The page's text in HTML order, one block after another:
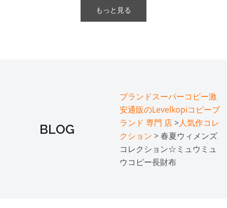
もっと見る
BLOG
ブランドスーパーコピー激
安通販のLevelkopiコピーブ
ランド 専門 店>人気作コレ
クション > 春夏ウィメンズ
コレクション☆ミュウミュ
ウコピー長財布